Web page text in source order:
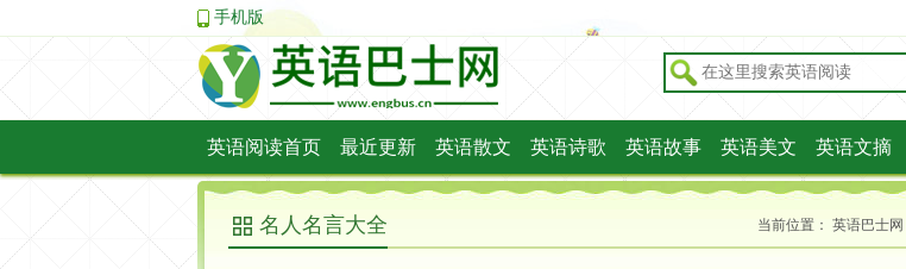
手机版
英语阅读首页 最近更新 英语散文 英语诗歌 英语故事 英语美文 英语文摘
名人名言大全 当前位置： 英语巴士网